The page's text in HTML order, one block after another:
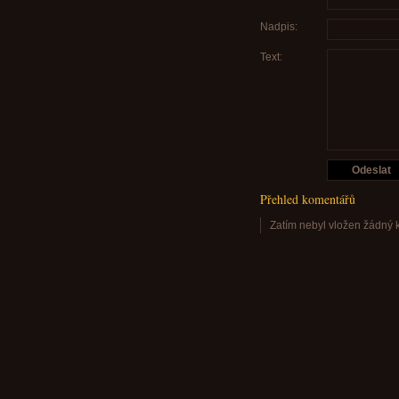
Nadpis:
Text:
Přehled komentářů
Zatím nebyl vložen žádný